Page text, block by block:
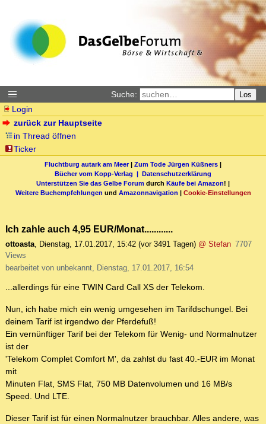
Suche: Los
Login
zurück zur Hauptseite
in Thread öffnen
Ticker
Fluchtburg autark am Meer| Zum Tode Jürgen Küßners |
Bücher vom Kopp-Verlag | Datenschutzerklärung
Unterstützen Sie das Gelbe Forum durch Käufe bei Amazon! |
Weitere Buchempfehlungen und Amazonnavigation | Cookie-Einstellungen
Ich zahle auch 4,95 EUR/Monat............
ottoasta, Dienstag, 17.01.2017, 15:42 (vor 3491 Tagen) @ Stefan 7707
Views
bearbeitet von unbekannt, Dienstag, 17.01.2017, 16:54
...allerdings für eine TWIN Card Call XS der Telekom.
Nun, ich habe mich ein wenig umgesehen im Tarifdschungel. Bei
deinem Tarif ist irgendwo der Pferdefuß!
Ein vernünftiger Tarif bei der Telekom für Wenig- und Normalnutzer
ist der
'Telekom Complet Comfort M', da zahlst du fast 40.-EUR im Monat
mit
Minuten Flat, SMS Flat, 750 MB Datenvolumen und 16 MB/s
Speed. Und LTE.
Dieser Tarif ist für einen Normalnutzer brauchbar. Alles andere, was